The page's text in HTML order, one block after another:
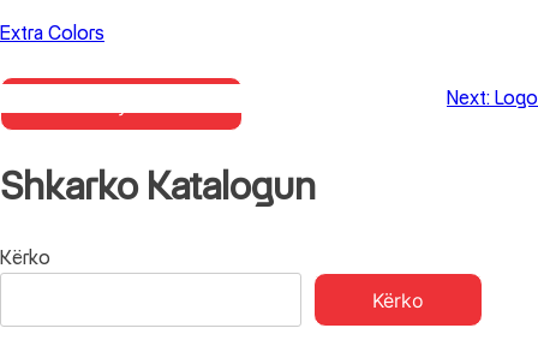
Skip
content
Extra Colors
Shkarko Katalogun
Lëvizje
Next: Logo
Kërko
Kërko